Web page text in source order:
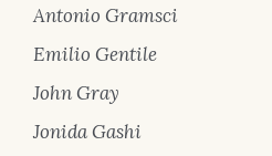
Antonio Gramsci
Emilio Gentile
John Gray
Jonida Gashi